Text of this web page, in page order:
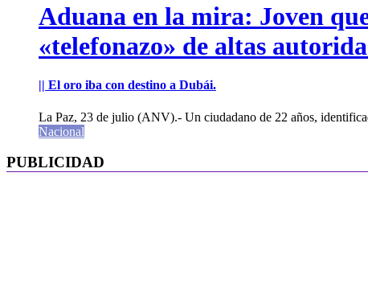
Aduana en la mira: Joven
«telefonazo» de altas
|| El oro iba con destino a Dubái.
La Paz, 23 de julio (ANV).- Un ciudadano de 22 años,
Nacional
PUBLICIDAD